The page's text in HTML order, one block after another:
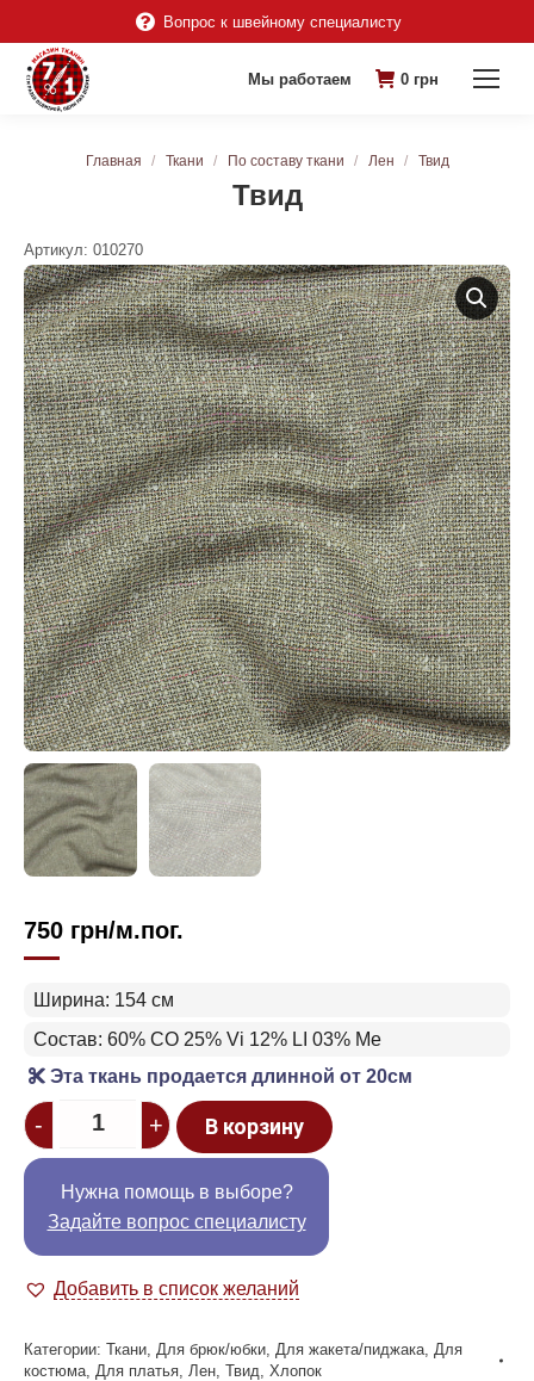
Вопрос к швейному специалисту
Мы работаем 0 грн
Твид
Вы здесь:
Главная Ткани По составу ткани Лен Твид
Артикул: 010270
750 грн/м.пог.
Ширина: 154 см
Состав: 60% СO 25% Vi 12% LI 03% Me
Эта ткань продается длинной от 20см
Quantity
- + В корзину
Нужна помощь в выборе?
Задайте вопрос специалисту
Добавить в список желаний
Категории: Ткани Для брюк/юбки Для жакета/пиджака Для
костюма Для платья Лен Твид Хлопок